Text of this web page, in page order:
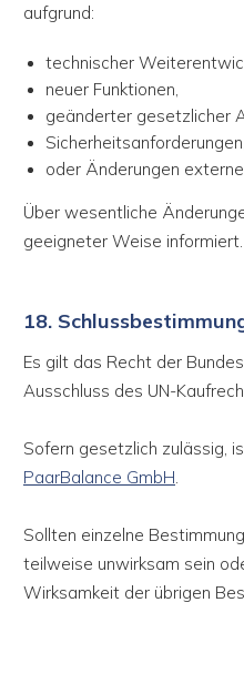
aufgrund:
technischer
neuer Funktionen,
geänderter gesetzlicher
Sicherheitsanforderungen,
oder Änderungen
Über wesentliche
geeigneter Weise informiert.
18.
Es gilt das Recht der
Ausschluss des UN-
Sofern gesetzlich zulässig,
PaarBalance GmbH.
Sollten einzelne
teilweise unwirksam sein
Wirksamkeit der übrigen